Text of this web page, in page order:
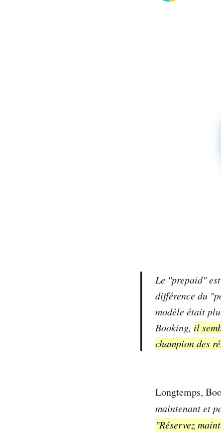
Le "prepaid"
différence du
modèle était
Booking, il
champion des
Longtemps,
maintenant et
"Réservez